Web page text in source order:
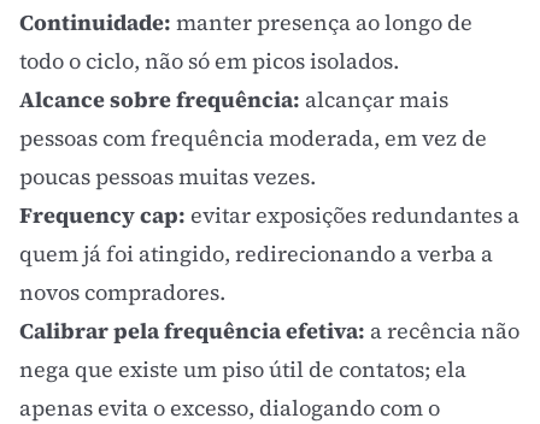
Continuidade: manter presença ao longo de
todo o ciclo, não só em picos isolados.
Alcance sobre frequência: alcançar mais
pessoas com frequência moderada, em vez de
poucas pessoas muitas vezes.
Frequency cap: evitar exposições redundantes a
quem já foi atingido, redirecionando a verba a
novos compradores.
Calibrar pela frequência efetiva: a recência não
nega que existe um piso útil de contatos; ela
apenas evita o excesso, dialogando com o